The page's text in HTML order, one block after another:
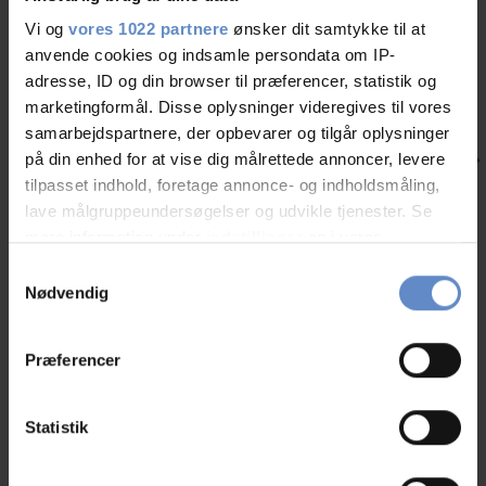
Vi og vores 1022 partnere ønsker dit samtykke til at
anvende cookies og indsamle persondata om IP-
adresse, ID og din browser til præferencer, statistik og
marketingformål. Disse oplysninger videregives til vores
samarbejdspartnere, der opbevarer og tilgår oplysninger
på din enhed for at vise dig målrettede annoncer, levere
tilpasset indhold, foretage annonce- og indholdsmåling,
lave målgruppeundersøgelser og udvikle tjenester. Se
tilbage eller ændre indstillinger fra vores
"Cookiedeklaration", eller ved at trykke på "Privacy
Indsamle præcise oplysninger om din placering,
Identificere din enhed baseret på en scanning af
Nødvendig
Præferencer
Statistik
Ting du skal opleve, når du overnatter på Danhostel Stevns
under jorden, smukke kalkbrud, slotte og godser. Der er nok at opleve
på Stevns, når I overnatter på Danhostel Stevns